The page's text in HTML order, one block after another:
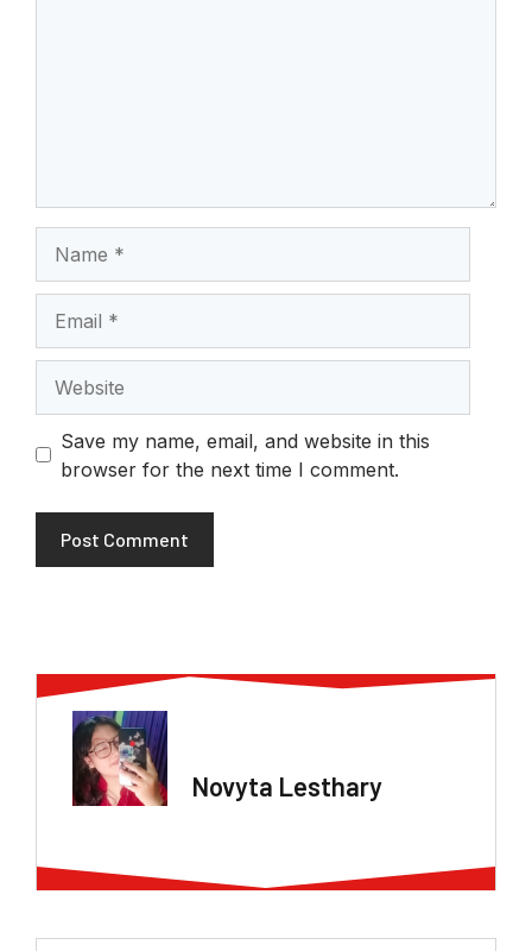
Save my name, email, and website in this
browser for the next time I comment.
Novyta Lesthary